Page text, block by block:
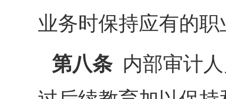
业务时保持应有的职
第八条内部审计人